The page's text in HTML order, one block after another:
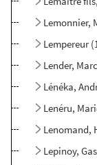
Lemonnier,
Lempereur
Lender,
Lénéka,
Lenéru,
Lenomand,
Lepinoy,